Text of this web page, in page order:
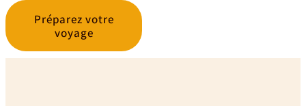
Préparez votre
voyage